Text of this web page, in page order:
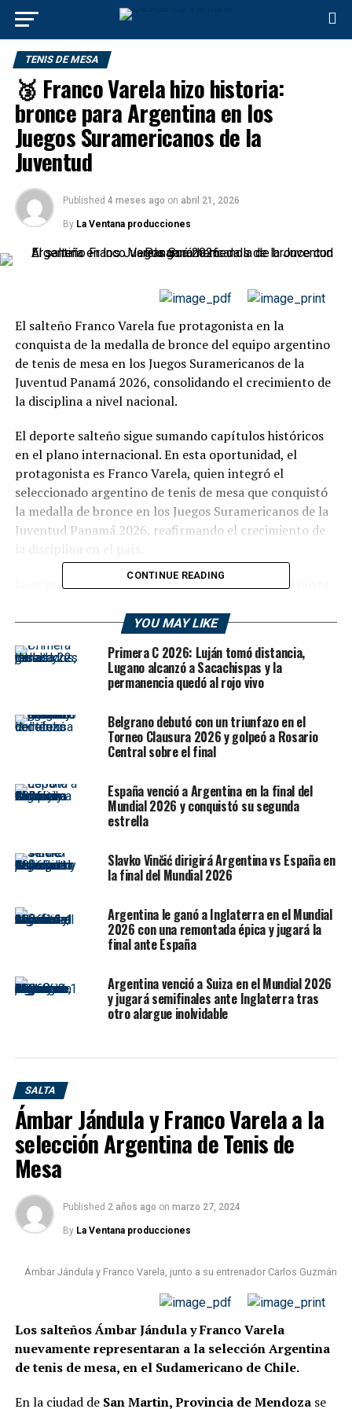
TENIS DE MESA
🥉 Franco Varela hizo historia:
bronce para Argentina en los
Juegos Suramericanos de la
Juventud
Published 4 meses ago on abril 21, 2026
By La Ventana producciones
El salteño Franco Varela fue protagonista en la
conquista de la medalla de bronce del equipo argentino
de tenis de mesa en los Juegos Suramericanos de la
Juventud Panamá 2026, consolidando el crecimiento de
la disciplina a nivel nacional.
El deporte salteño sigue sumando capítulos históricos
en el plano internacional. En esta oportunidad, el
protagonista es Franco Varela, quien integró el
seleccionado argentino de tenis de mesa que conquistó
la medalla de bronce en los Juegos Suramericanos de la
Juventud Panamá 2026, reafirmando el crecimiento de
La actuación del equipo nacional en la modalidad mixta
podio tras una sólida campaña que incluyó partidos de
🟢 Un camino competitivo hacia
el podio
El equipo argentino, conformado por Franco Varela
tuvo un recorrido exigente desde la fase de grupos.
derrota 3-2 ante Venezuela. Sin embargo, Varela aportó
un punto importante al vencer a Jonathan Vegas por 3-
frente a Chile, donde nuevamente el salteño fue clave al
imponerse sobre Adolfo Castellano.
final y accedió directamente a semifinales.
En semifinales, Argentina se midió ante Perú, una de las
potencias del continente. Allí, Franco Varela volvió a
mostrar su jerarquía y abrió la serie con una
contundente victoria ante Samuel Duffoo por 4-1, con
parciales de 11-5, 11-5, 8-11 y 11-4.
Pese al gran inicio, el equipo argentino no logró
sostener la ventaja y cayó 3-1 en la serie. Sin embargo,
medalla de bronce.
🟢 Un presente consolidado
para el tenis de mesa argentino
CONTINUE READING
YOU MAY LIKE
Primera C 2026: Luján tomó distancia,
Lugano alcanzó a Sacachispas y la
permanencia quedó al rojo vivo
Belgrano debutó con un triunfazo en el
Torneo Clausura 2026 y golpeó a Rosario
Central sobre el final
España venció a Argentina en la final del
Mundial 2026 y conquistó su segunda
estrella
Slavko Vinčić dirigirá Argentina vs España en
la final del Mundial 2026
Argentina le ganó a Inglaterra en el Mundial
2026 con una remontada épica y jugará la
final ante España
Argentina venció a Suiza en el Mundial 2026
y jugará semifinales ante Inglaterra tras
otro alargue inolvidable
SALTA
Ámbar Jándula y Franco Varela a la
selección Argentina de Tenis de
Mesa
Published 2 años ago on marzo 27, 2024
By La Ventana producciones
Ámbar Jándula y Franco Varela, junto a su entrenador Carlos Guzmán
Los salteños Ámbar Jándula y Franco Varela
nuevamente representaran a la selección Argentina
de tenis de mesa, en el Sudamericano de Chile.
En la ciudad de San Martin, Provincia de Mendozase